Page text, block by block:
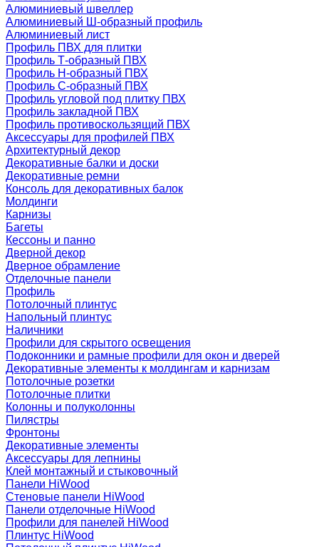
Алюминиевый швеллер
Алюминиевый Ш-образный профиль
Алюминиевый лист
Профиль ПВХ для плитки
Профиль Т-образный ПВХ
Профиль H-образный ПВХ
Профиль C-образный ПВХ
Профиль угловой под плитку ПВХ
Профиль закладной ПВХ
Профиль противоскользящий ПВХ
Аксессуары для профилей ПВХ
Архитектурный декор
Декоративные балки и доски
Декоративные ремни
Консоль для декоративных балок
Молдинги
Карнизы
Багеты
Кессоны и панно
Дверной декор
Дверное обрамление
Отделочные панели
Профиль
Потолочный плинтус
Напольный плинтус
Наличники
Профили для скрытого освещения
Подоконники и рамные профили для окон и дверей
Декоративные элементы к молдингам и карнизам
Потолочные розетки
Потолочные плитки
Колонны и полуколонны
Пилястры
Фронтоны
Декоративные элементы
Аксессуары для лепнины
Клей монтажный и стыковочный
Панели HiWood
Стеновые панели HiWood
Панели отделочные HiWood
Профили для панелей HiWood
Плинтус HiWood